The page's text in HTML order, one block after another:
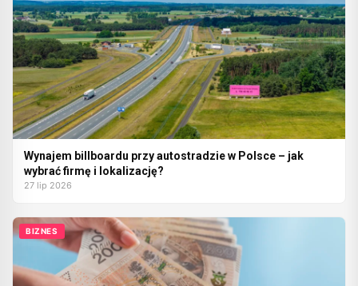
Wynajem billboardu przy autostradzie w Polsce – jak
wybrać firmę i lokalizację?
27 lip 2026
BIZNES